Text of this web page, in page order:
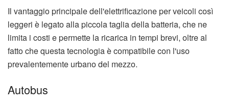
Il vantaggio principale dell'elettrificazione per veicoli così
leggeri è legato alla piccola taglia della batteria, che ne
limita i costi e permette la ricarica in tempi brevi, oltre al
fatto che questa tecnologia è compatibile con l'uso
prevalentemente urbano del mezzo.
Autobus